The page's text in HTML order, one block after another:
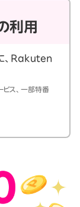
利用
、Rakuten
ビス、一部特番